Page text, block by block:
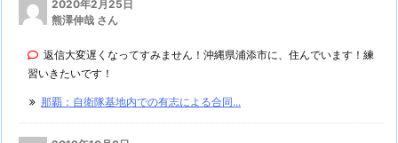
2020年2月25日
熊澤伸哉 さん
返信大変遅くなってすみません！沖縄県浦添市に、住んでいます！練
習いきたいです！
那覇：自衛隊基地内での有志による合同...